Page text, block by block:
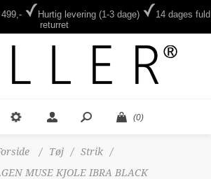
Hurtig levering (1-3 dage)
14 dages fuld
returret
(0)
/ Tøj / Strik
/
MUSE KJOLE IBRA BLACK